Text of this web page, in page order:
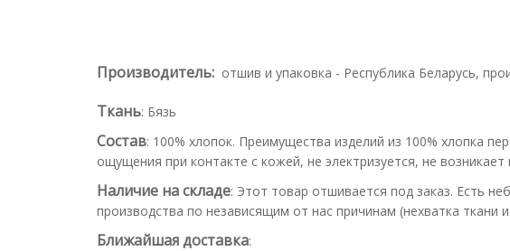
Производитель: отшив и упаковка - Республика Беларусь,
Ткань: Бязь
Состав: 100% хлопок. Преимущества изделий из 100% хлопка
ощущения при контакте с кожей, не электризуется, не
Наличие на складе: Этот товар отшивается под заказ. Есть
производства по независящим от нас причинам (нехватка ткани
Ближайшая доставка: